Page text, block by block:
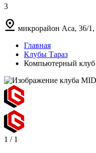
3
микрорайон Аса, 36/1,
Главная
Клубы Тараз
Компьютерный
1 / 1